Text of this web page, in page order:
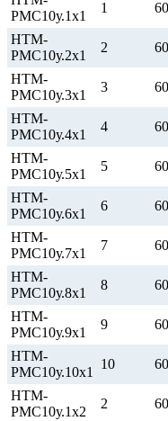
РМС10у.1х1
1 60
НТМ-
РМС10у.2х1
2 60
НТМ-
РМС10у.3х1
3 60
НТМ-
РМС10у.4х1
4 60
НТМ-
РМС10у.5х1
5 60
НТМ-
РМС10у.6х1
6 60
НТМ-
РМС10у.7х1
7 60
НТМ-
РМС10у.8х1
8 60
НТМ-
РМС10у.9х1
9 60
НТМ-
РМС10у.10х1
10 60
НТМ-
РМС10у.1х2
2 60